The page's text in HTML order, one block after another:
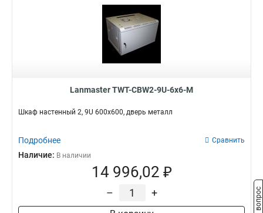
Lanmaster TWT-CBW2-9U-6x6-M
Шкаф настенный 2, 9U 600x600, дверь металл
Подробнее Сравнить
Наличие: В наличии
14 996,02 ₽
– +